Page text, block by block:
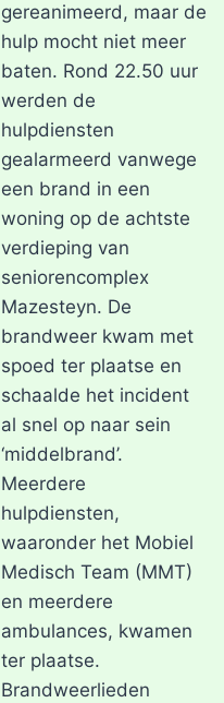
gereanimeerd, maar de
hulp mocht niet meer
baten. Rond 22.50 uur
werden de
hulpdiensten
gealarmeerd vanwege
een brand in een
woning op de achtste
verdieping van
seniorencomplex
Mazesteyn. De
brandweer kwam met
spoed ter plaatse en
schaalde het incident
al snel op naar sein
‘middelbrand’.
Meerdere
hulpdiensten,
waaronder het Mobiel
Medisch Team (MMT)
en meerdere
ambulances, kwamen
ter plaatse.
Brandweerlieden